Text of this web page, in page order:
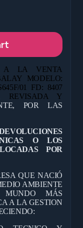
A LA VENTA
MODELO:
01 FD: 8407
REVISADA Y
POR LAS
O LOS
POR
QUE NACIÓ
AMBIENTE
MÁS
A LA GESTION